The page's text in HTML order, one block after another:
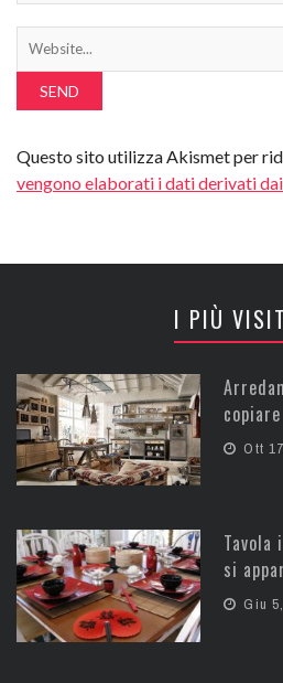
Questo sito utilizza Akismet per
vengono elaborati i dati derivati
I PIÙ
copiare
Ott
si
Giu